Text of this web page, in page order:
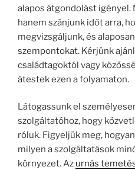
alapos átgondolást igényel.
hanem szánjunk időt arra,
megvizsgáljunk, és
szempontokat. Kérjünk
családtagoktól vagy
átestek ezen a folyamaton.
Látogassunk el
szolgáltatóhoz, hogy
róluk. Figyeljük meg,
milyen a szolgáltatások
környezet. Az urnás